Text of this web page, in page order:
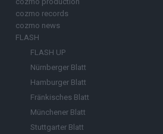
cozmo records
cozmo news
FLASH
FLASH UP
Nürnberger Blatt
Hamburger Blatt
Fränkisches Blatt
Münchener Blatt
Stuttgarter Blatt